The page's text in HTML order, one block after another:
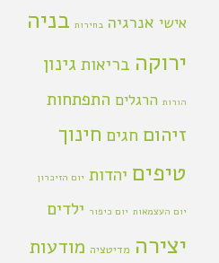
אישי אנרגיה בחירות בניה
ירוקה בריאות גינון
הורות הרגלים התפתחות
זיהום חגים חינוך
טיפים יהדות יום הזיכרון
יום העצמאות יום כיפור ילדים
יצירה מדיטציה מודעות